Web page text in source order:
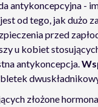
antykoncepcyjna -
od tego, jak dużo
przed
u kobiet
antykoncepcja.
złożone